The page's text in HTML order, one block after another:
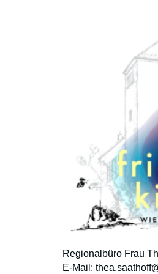
Regionalbüro Frau
E-Mail: